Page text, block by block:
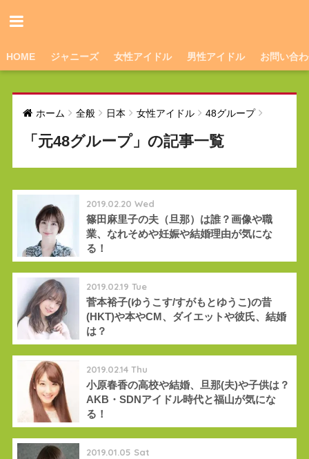
HOME ジャニーズ 女性アイドル 男性アイドル お問い合
ホーム 全般 日本 女性アイドル 48グループ
「元48グループ」の記事一覧
2019.02.20 Wed
篠田麻里子の夫（旦那）は誰？画像や職
業、なれそめや妊娠や結婚理由が気にな
る！
2019.02.19 Tue
菅本裕子(ゆうこす/すがもとゆうこ)の昔
(HKT)や本やCM、ダイエットや彼氏、結婚
は？
2019.02.14 Thu
小原春香の高校や結婚、旦那(夫)や子供は？
AKB・SDNアイドル時代と福山が気にな
る！
2019.01.05 Sat